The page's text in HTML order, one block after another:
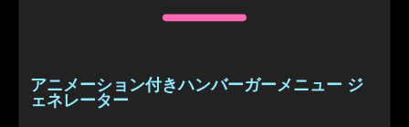
アニメーション付きハンバーガーメニュー ジ
ェネレーター